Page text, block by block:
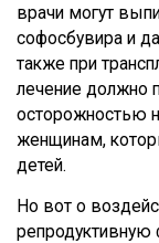
врачи могут
софосбувира и
также при
лечение должно
осторожностью
женщинам,
детей.
Но вот о
репродуктивную